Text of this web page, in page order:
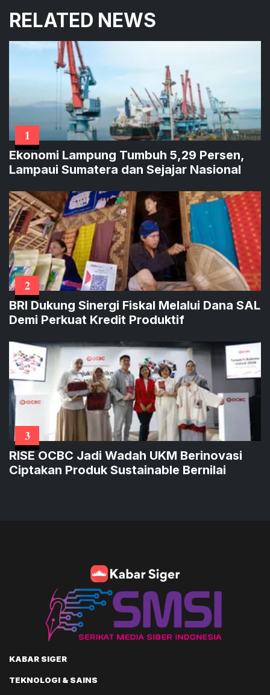
RELATED NEWS
1
Ekonomi Lampung Tumbuh 5,29 Persen,
Lampaui Sumatera dan Sejajar Nasional
2
BRI Dukung Sinergi Fiskal Melalui Dana SAL
Demi Perkuat Kredit Produktif
3
RISE OCBC Jadi Wadah UKM Berinovasi
Ciptakan Produk Sustainable Bernilai
KABAR SIGER
TEKNOLOGI & SAINS